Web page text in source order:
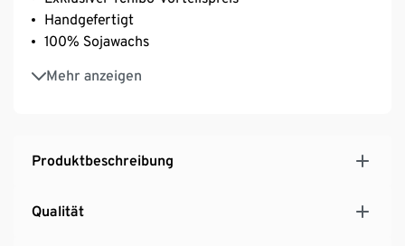
Handgefertigt
100% Sojawachs
Mehr anzeigen
Ca. 40 Stunden Brenndauer
Produktbeschreibung
Qualität